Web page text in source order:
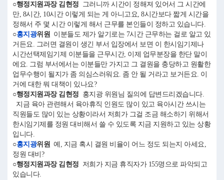
○행정지원과장 김현정 그러니까 시간이 정해져 있어서 그 시간에
만, 8시간, 10시간 이렇게 되는 게 아니고요, 8시간보다 짧게 시간을
정해서 주 몇 시간 이렇게 해서 근무를 본인들이 정하고 있습니다.
○홍지광위원 이분들도 제가 알기로는 7시간 근무하는 걸로 알고 있
거든요. 그러면 결원이 생긴 부서 입장에서 보면 이 한시임기제나
시간선택제임기제 이분들을 근무시간, 이제 업무분장을 한단 말이
에요. 그럼 부서에서는 이분들만 가지고 그 결원을 충당하고 원활한
업무수행이 될지가 좀 의심스러워요. 좀 안 될 거라고 보거든요. 이
거에 대한 뭐 대책이 있나요?
○행정지원과장 김현정 홍지광 위원님 질의에 답변드리겠습니다.
지금 육아 관련해서 육아휴직 인원도 많이 있고 육아시간 쓰시는
직원들도 많이 있는 상황이라서 저희가 그걸 조금 해소하기 위해서
한시임기제를 정원 대비해서 쓸 수 있도록 지금 지원하고 있는 상황
입니다.
○홍지광위원 예, 지금 혹시 결원 비율이 어느 정도 되는지 아세요,
정원 대비?
○행정지원과장 김현정 저희가 지금 휴직자가 155명으로 파악되고
있습니다.